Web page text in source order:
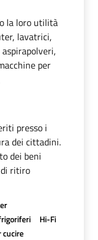
la loro utilità
lavatrici,
per
presso i
dei cittadini.
dei beni
ritiro
Hi-Fi
cucire